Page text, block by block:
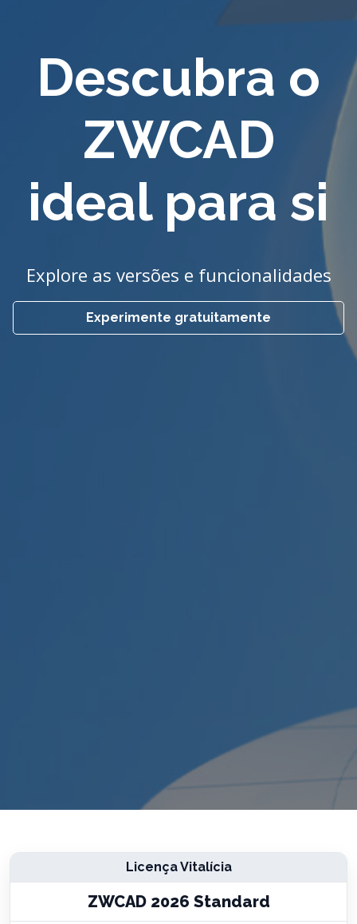
Descubra o
ZWCAD
ideal para si
Explore as versões e funcionalidades
Experimente gratuitamente
Licença Vitalícia
ZWCAD 2026 Standard